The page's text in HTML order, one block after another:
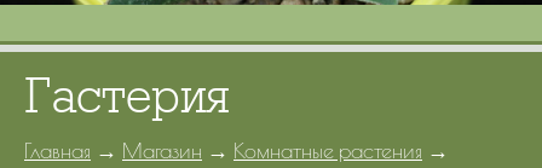
Гастерия
Главная → Магазин → Комнатные растения →
Контакты